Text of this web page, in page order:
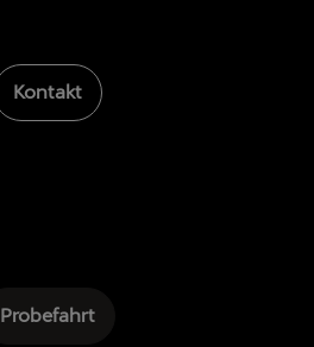
Kontakt
Probefahrt